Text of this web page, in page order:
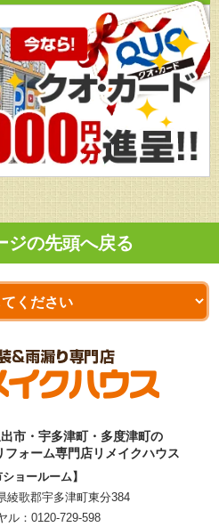
ジの先頭へ戻る
市・宇多津町・多度津町の
ォーム専門店リメイクハウス
ショールーム】
綾歌郡宇多津町東分384
ル： 0120-729-598